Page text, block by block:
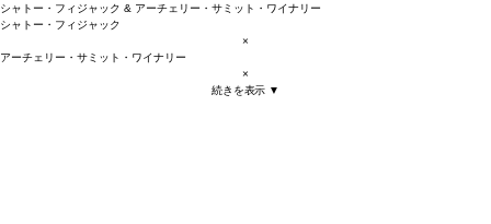
シャトー・フィジャック & アーチェリー・サミット・ワイナリー
シャトー・フィジャック
×
アーチェリー・サミット・ワイナリー
×
続きを表示 ▼